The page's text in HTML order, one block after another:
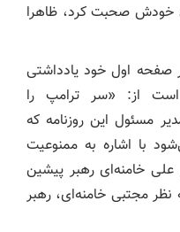
خودش صحبت کرد، ظاهرا
صفحه اول خود یادداشتی
از: «سر ترامپ را
مسئول این روزنامه که
با اشاره به ممنوعیت
خامنه‌ای رهبر پیشین
نظر مجتبی خامنه‌ای، رهبر